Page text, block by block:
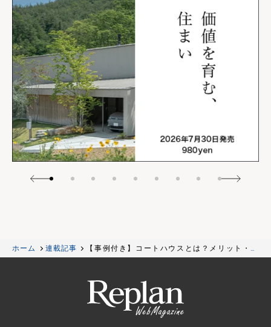
ホーム 連載記事
【事例付き】コートハウスとは？メリット・デ
メリットを詳しく解説